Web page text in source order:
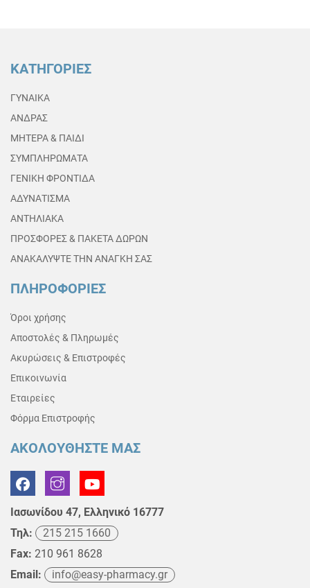
ΚΑΤΗΓΟΡΙΕΣ
ΓΥΝΑΙΚΑ
ΑΝΔΡΑΣ
ΜΗΤΕΡΑ & ΠΑΙΔΙ
ΣΥΜΠΛΗΡΩΜΑΤΑ
ΓΕΝΙΚΗ ΦΡΟΝΤΙΔΑ
ΑΔΥΝΑΤΙΣΜΑ
ΑΝΤΗΛΙΑΚΑ
ΠΡΟΣΦΟΡΕΣ & ΠΑΚΕΤΑ ΔΩΡΩΝ
ΑΝΑΚΑΛΥΨΤΕ ΤΗΝ ΑΝΑΓΚΗ ΣΑΣ
ΠΛΗΡΟΦΟΡΙΕΣ
Όροι χρήσης
Αποστολές & Πληρωμές
Ακυρώσεις & Επιστροφές
Επικοινωνία
Εταιρείες
Φόρμα Επιστροφής
ΑΚΟΛΟΥΘΗΣΤΕ ΜΑΣ
Ιασωνίδου 47, Ελληνικό 16777
Τηλ:
215 215 1660
Fax: 210 961 8628
Email:
info@easy-pharmacy.gr